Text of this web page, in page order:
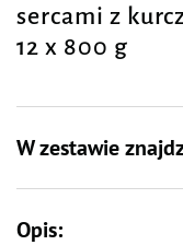
sercami z
12 x 800 g
W zestawie
Opis: